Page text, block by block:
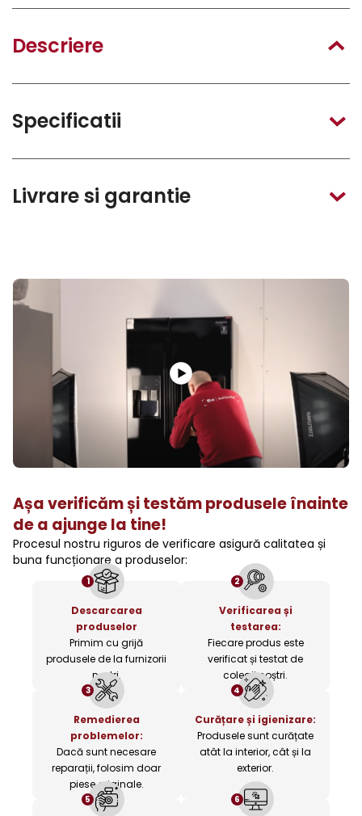
Descriere
Specificatii
Livrare si garantie
Așa verificăm și testăm produsele înainte
de a ajunge la tine!
Procesul nostru riguros de verificare asigură calitatea și
buna funcționare a produselor:
1
Descarcarea
produselor
Primim cu grijă
produsele de la furnizorii
noștri.
2
Verificarea și
testarea:
Fiecare produs este
verificat și testat de
colegii noștri.
3
Remedierea
problemelor:
Dacă sunt necesare
reparații, folosim doar
piese originale.
4
Curățare și igienizare:
Produsele sunt curățate
atât la interior, cât și la
exterior.
5 6